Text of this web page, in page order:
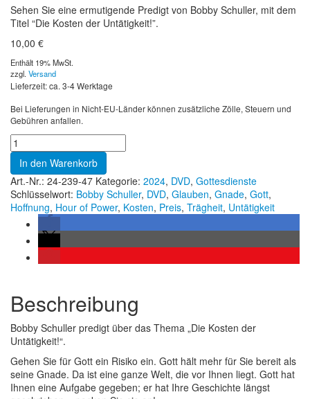
Sehen Sie eine ermutigende Predigt von Bobby Schuller, mit dem
Titel “Die Kosten der Untätigkeit!”.
10,00 €
Enthält 19% MwSt.
zzgl. Versand
Lieferzeit: ca. 3-4 Werktage
Bei Lieferungen in Nicht-EU-Länder können zusätzliche Zölle, Steuern und
Gebühren anfallen.
In den Warenkorb
Art.-Nr.: 24-239-47 Kategorie: 2024, DVD, Gottesdienste
Schlüsselwort: Bobby Schuller, DVD, Glauben, Gnade, Gott,
Hoffnung, Hour of Power, Kosten, Preis, Trägheit, Untätigkeit
Beschreibung
Bobby Schuller predigt über das Thema „Die Kosten der
Untätigkeit!“.
Gehen Sie für Gott ein Risiko ein. Gott hält mehr für Sie bereit als
seine Gnade. Da ist eine ganze Welt, die vor Ihnen liegt. Gott hat
Ihnen eine Aufgabe gegeben; er hat Ihre Geschichte längst